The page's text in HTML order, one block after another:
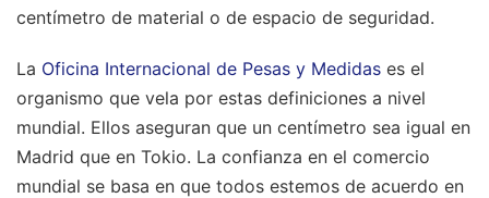
centímetro de material o de espacio de seguridad.
La Oficina Internacional de Pesas y Medidas es el
organismo que vela por estas definiciones a nivel
mundial. Ellos aseguran que un centímetro sea igual en
Madrid que en Tokio. La confianza en el comercio
mundial se basa en que todos estemos de acuerdo en